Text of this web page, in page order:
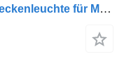
Lumină Interioară A9438201201 Deckenleuchte für Mercedes-Benz 9438201201 12 LKW